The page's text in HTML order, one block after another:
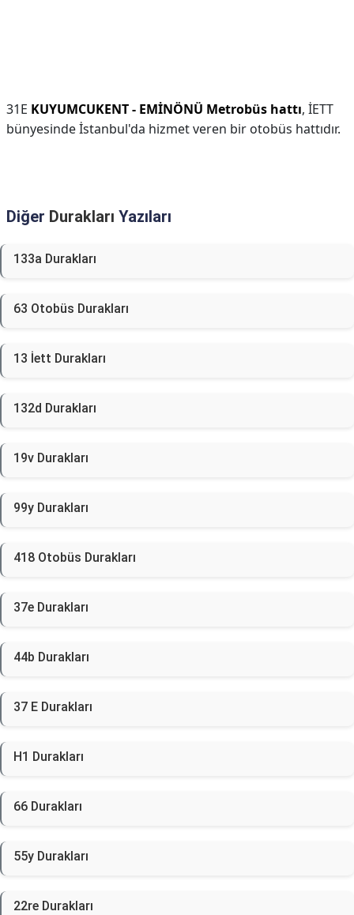
31E KUYUMCUKENT - EMİNÖNÜ Metrobüs hattı, İETT
bünyesinde İstanbul'da hizmet veren bir otobüs hattıdır.
Diğer Durakları Yazıları
133a Durakları
63 Otobüs Durakları
13 İett Durakları
132d Durakları
19v Durakları
99y Durakları
418 Otobüs Durakları
37e Durakları
44b Durakları
37 E Durakları
H1 Durakları
66 Durakları
55y Durakları
22re Durakları